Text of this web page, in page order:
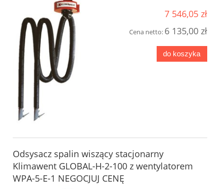
7 546,05 zł
Cena netto: 6 135,00 zł
do koszyka
Odsysacz spalin wiszący stacjonarny
Klimawent GLOBAL-H-2-100 z wentylatorem
WPA-5-E-1 NEGOCJUJ CENĘ